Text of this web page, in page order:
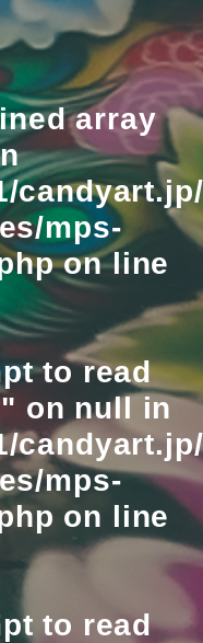
array
mps-
on line
to read
on null in
mps-
on line
to read